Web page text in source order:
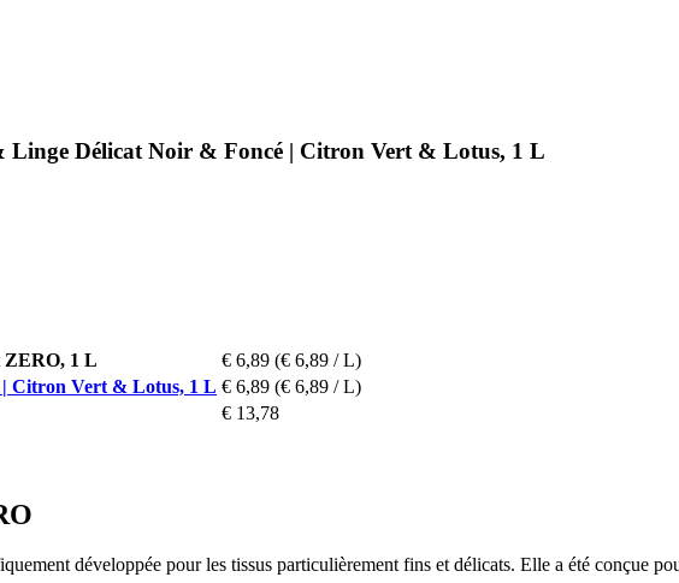
Linge Délicat Noir & Foncé | Citron Vert & Lotus, 1 L
ZERO, 1 L € 6,89 (€ 6,89 / L)
| Citron Vert & Lotus, 1 L € 6,89 (€ 6,89 / L)
€ 13,78
développée pour les tissus particulièrement fins et délicats. Elle a été conçue